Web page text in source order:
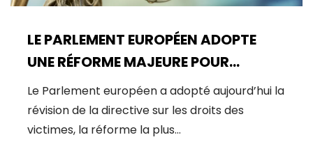
LE PARLEMENT EUROPÉEN ADOPTE
UNE RÉFORME MAJEURE POUR
RENFORCER LES DROITS DES
VICTIMES D’INFRACTIONS
Le Parlement européen a adopté aujourd’hui la
révision de la directive sur les droits des
victimes, la réforme la plus…